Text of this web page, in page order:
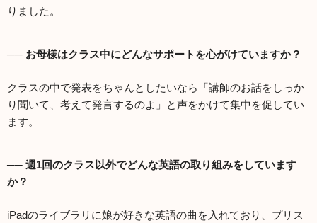
りました。
── お母様はクラス中にどんなサポートを心がけていますか？
クラスの中で発表をちゃんとしたいなら「講師のお話をしっか
り聞いて、考えて発言するのよ」と声をかけて集中を促してい
ます。
── 週1回のクラス以外でどんな英語の取り組みをしています
か？
iPadのライブラリに娘が好きな英語の曲を入れており、プリス